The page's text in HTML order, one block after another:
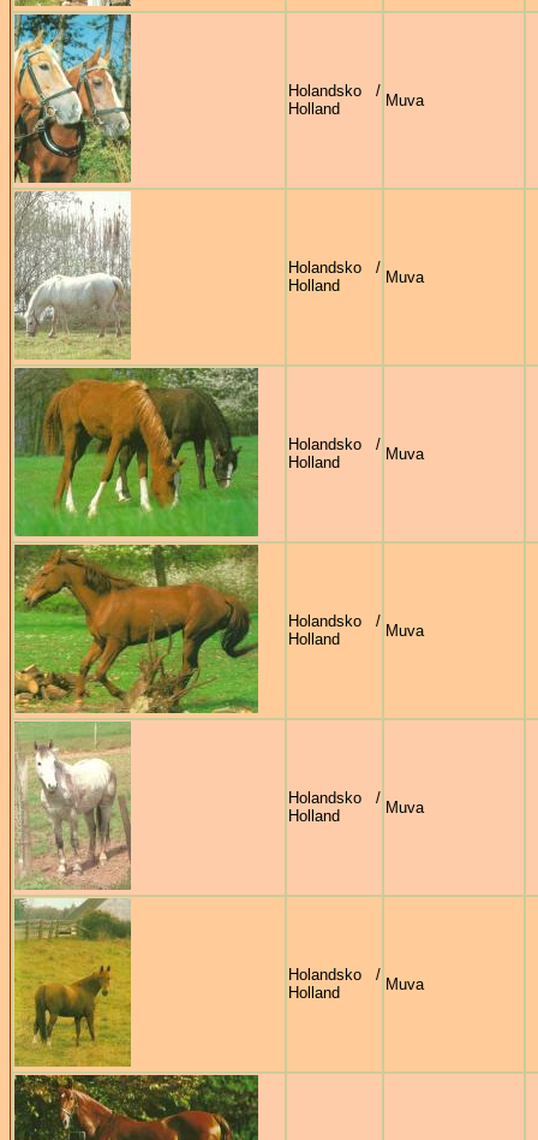
Holandsko /
Holland
Muva
Holandsko /
Holland
Muva
Holandsko /
Holland
Muva
Holandsko /
Holland
Muva
Holandsko /
Holland
Muva
Holandsko /
Holland
Muva